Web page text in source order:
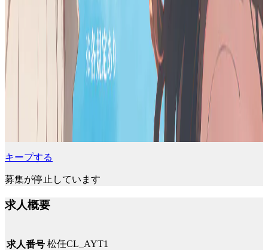
キープする
募集が停止しています
求人概要
求人番号 松任CL_AYT1